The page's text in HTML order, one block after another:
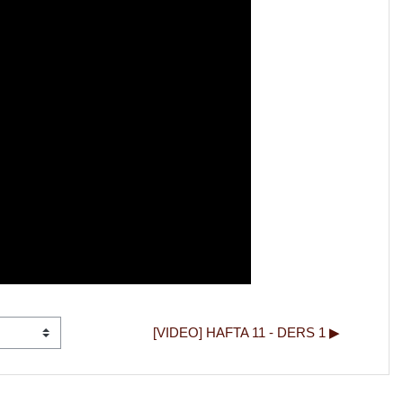
[VIDEO] HAFTA 11 - DERS 1 ▶︎